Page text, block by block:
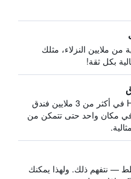
من ملايين النزلاء، مثلك
بكل ثقة!
يبحث HotelsCombined في أكثر من 3 ملايين فندق
مكان واحد حتى تتمكن من
— نتفهم ذلك. ولهذا يمكنك